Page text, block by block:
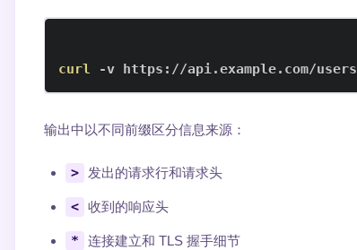
curl -v https://api.example.com/users
输出中以不同前缀区分信息来源：
> 发出的请求行和请求头
< 收到的响应头
* 连接建立和 TLS 握手细节